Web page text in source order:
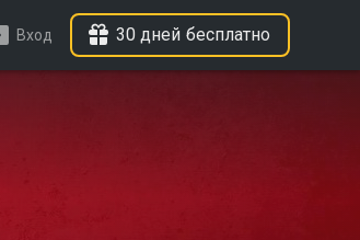
Вход 30 дней бесплатно